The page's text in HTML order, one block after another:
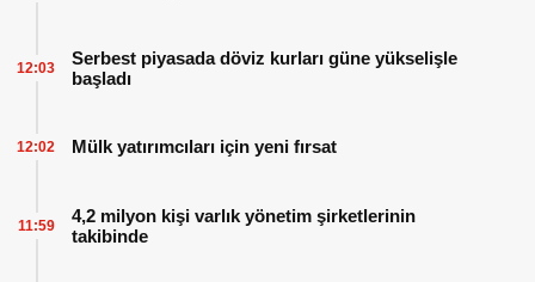
Serbest piyasada döviz kurları güne yükselişle
başladı
12:03
Mülk yatırımcıları için yeni fırsat
12:02
4,2 milyon kişi varlık yönetim şirketlerinin
takibinde
11:59